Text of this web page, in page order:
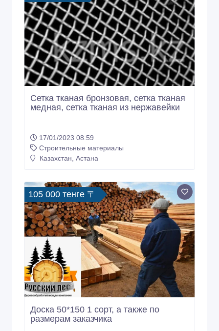
Сетка тканая бронзовая, сетка тканая
медная, сетка тканая из нержавейки
17/01/2023 08:59
Строительные материалы
Казахстан, Астана
105 000 тенге 〒
Доска 50*150 1 сорт, а также по
размерам заказчика